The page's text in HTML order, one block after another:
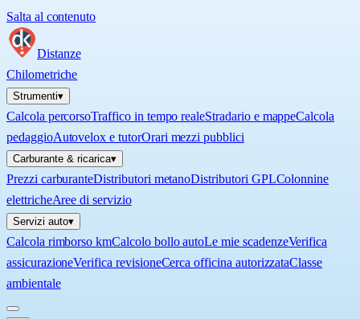
Salta al contenuto
Distanze
Chilometriche
Strumenti▾
Calcola percorsoTraffico in tempo realeStradario e mappeCalcola
pedaggioAutovelox e tutorOrari mezzi pubblici
Carburante & ricarica▾
Prezzi carburanteDistributori metanoDistributori GPLColonnine
elettricheAree di servizio
Servizi auto▾
Calcola rimborso kmCalcolo bollo autoLe mie scadenzeVerifica
assicurazioneVerifica revisioneCerca officina autorizzataClasse
ambientale